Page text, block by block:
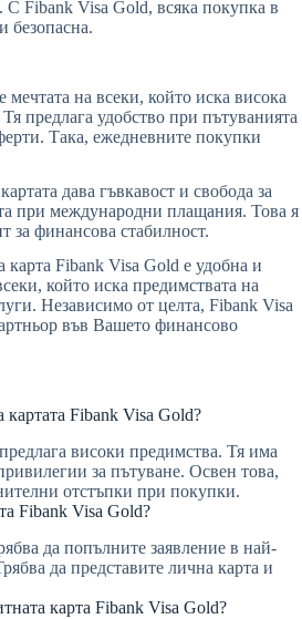
Fibank Visa Gold, всяка покупка в
безопасна.
мечтата на всеки, който иска висока
предлага удобство при пътуванията
Така, ежедневните покупки
дава гъвкавост и свобода за
при международни плащания. Това я
за финансова стабилност.
карта Fibank Visa Gold е удобна и
който иска предимствата на
Независимо от целта, Fibank Visa
във Вашето финансово
Fibank Visa Gold?
високи предимства. Тя има
за пътуване. Освен това,
отстъпки при покупки.
Fibank Visa Gold?
да попълните заявление в най-
да представите лична карта и
карта Fibank Visa Gold?